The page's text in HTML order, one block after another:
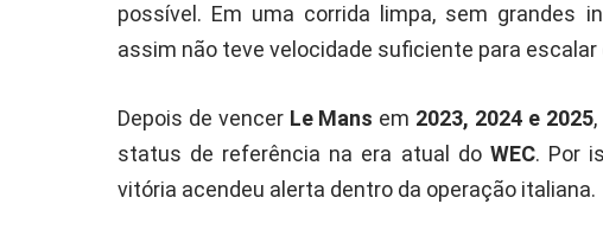
possível. Em uma corrida limpa, sem grandes
assim não teve velocidade suficiente para escalar
Depois de vencer Le Mans em 2023, 2024 e 2025
status de referência na era atual do WEC. Por
vitória acendeu alerta dentro da operação italiana.